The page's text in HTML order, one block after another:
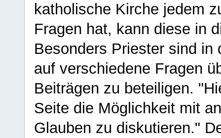
katholische Kirche jedem
Fragen hat, kann diese in
Besonders Priester sind in
auf verschiedene Fragen
Beiträgen zu beteiligen.
Seite die Möglichkeit mit
Glauben zu diskutieren."